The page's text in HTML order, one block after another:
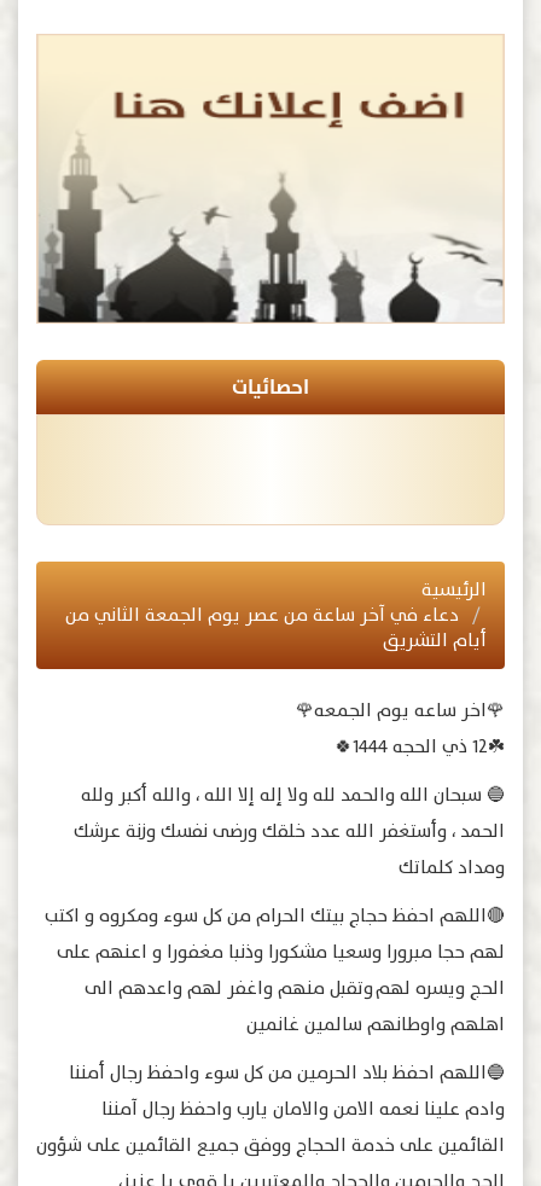
احصائيات
الرئيسية
دعاء في آخر ساعة من عصر يوم الجمعة الثاني من
أيام التشريق
🌹اخر ساعه يوم الجمعه🌹
☘️١٢ ذي الحجه ١٤٤٤🍀
🔵 سبحان الله والحمد لله ولا إله إلا الله ، والله أكبر ولله
الحمد ، وأستغفر الله عدد خلقك ورضى نفسك وزنة عرشك
ومداد كلماتك
🔴اللهم احفظ حجاج بيتك الحرام من كل سوء ومكروه و اكتب
لهم حجا مبرورا وسعيا مشكورا وذنبا مغفورا و اعنهم على
الحج ويسره لهم وتقبل منهم واغفر لهم واعدهم الى
اهلهم واوطانهم سالمين غانمين
🔵اللهم احفظ بلاد الحرمين من كل سوء واحفظ رجال أمننا
وادم علينا نعمه الامن والامان يارب واحفظ رجال آمننا
القائمين على خدمة الحجاج ووفق جميع القائمين على شؤون